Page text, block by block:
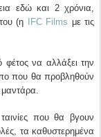
εδώ και 2 χρόνια,
(η
IFC Films με τις
να αλλάξει την
που θα προβληθούν
μαντάρα.
που θα βγουν
τα καθυστερημένα